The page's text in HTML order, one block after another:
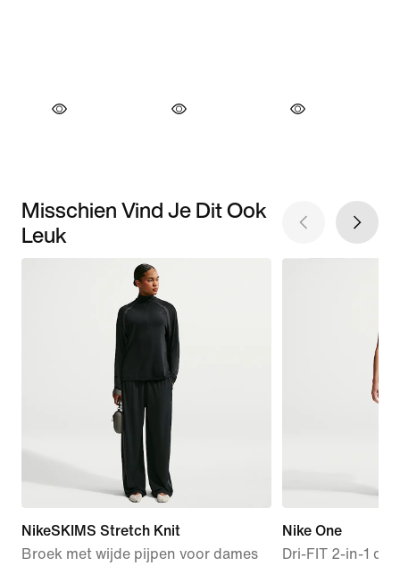
Misschien Vind Je Dit Ook
Leuk
NikeSKIMS Stretch Knit
Broek met wijde pijpen voor dames
Nike One
Dri-FIT 2-in-1